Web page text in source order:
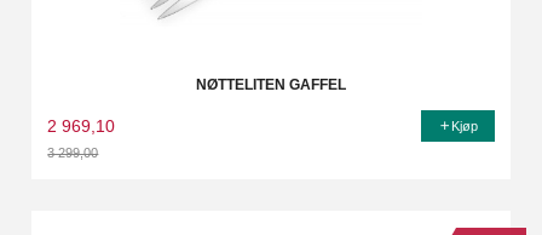
NØTTELITEN GAFFEL
2 969,10
3 299,00
Kjøp